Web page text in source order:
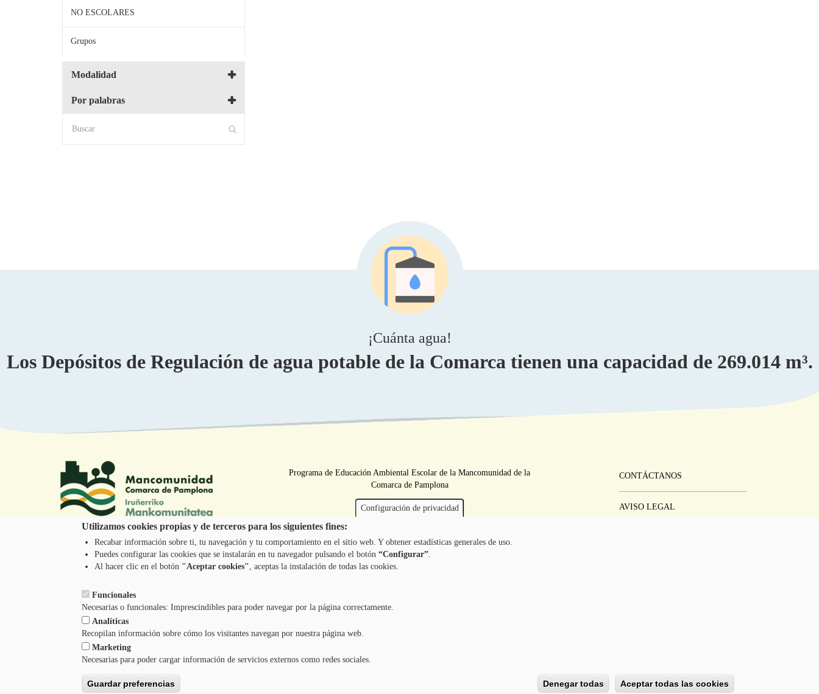
NO ESCOLARES
Grupos
Modalidad
Por palabras
¡Cuánta agua!
Los Depósitos de Regulación de agua potable de la Comarca tienen una capacidad de 269.014 m³.
Tel.: 948 203 444
atencion@mancoeduca.com
Programa de Educación Ambiental Escolar de la Mancomunidad de la
Comarca de Pamplona
Pie
Menú
CONTÁCTANOS
AVISO LEGAL
Configuración de privacidad
Utilizamos cookies propias y de terceros para los siguientes fines:
Recabar información sobre ti, tu navegación y tu comportamiento en el sitio web. Y obtener estadísticas generales de uso.
Puedes configurar las cookies que se instalarán en tu navegador pulsando el botón“Configurar”.
Al hacer clic en el botón "Aceptar cookies", aceptas la instalación de todas las cookies.
Funcionales
Necesarias o funcionales: Imprescindibles para poder navegar por la página correctamente.
Analíticas
Recopilan información sobre cómo los visitantes navegan por nuestra página web.
Marketing
Necesarias para poder cargar información de servicios externos como redes sociales.
Guardar preferencias Denegar todas Aceptar todas las cookies